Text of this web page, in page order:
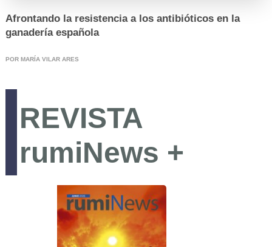
Salud y Bienestar en el ordeño
Alternativas para un uso responsable de los
Salud de la Ubre
Afrontando la resistencia a los antibióticos en la
ganadería española
POR MARÍA VILAR ARES
REVISTA
rumiNews +